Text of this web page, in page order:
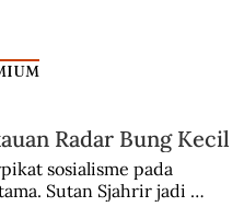
Radar Bung Kecil
sosialisme pada
Sutan Sjahrir jadi